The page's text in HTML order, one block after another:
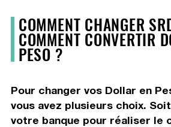
COMMENT CHANGER
COMMENT CONVERTIR
PESO ?
Pour changer vos Dollar en
vous avez plusieurs choix.
votre banque pour réaliser le